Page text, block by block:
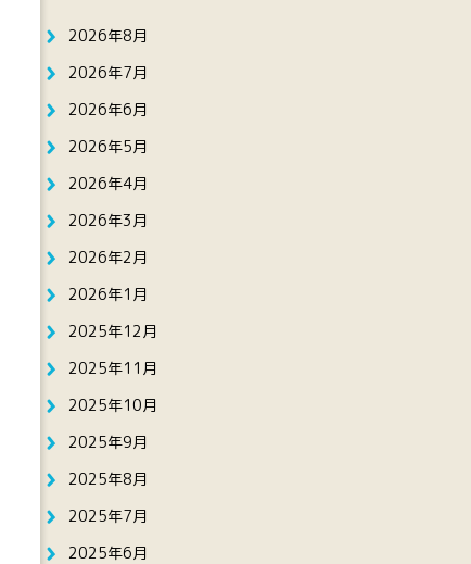
2026年8月
2026年7月
2026年6月
2026年5月
2026年4月
2026年3月
2026年2月
2026年1月
2025年12月
2025年11月
2025年10月
2025年9月
2025年8月
2025年7月
2025年6月